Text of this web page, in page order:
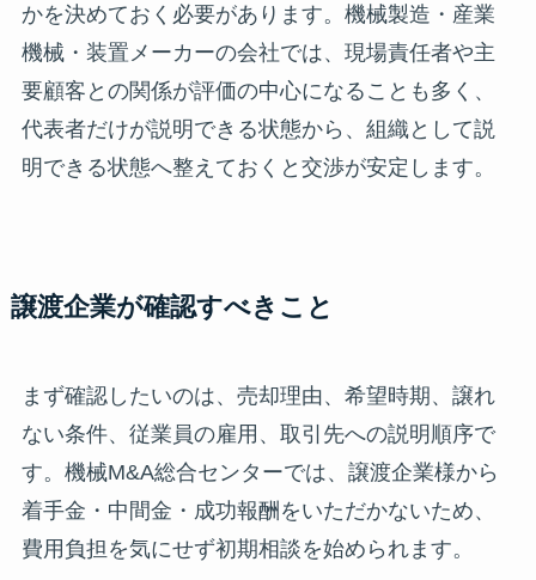
かを決めておく必要があります。機械製造・産業
機械・装置メーカーの会社では、現場責任者や主
要顧客との関係が評価の中心になることも多く、
代表者だけが説明できる状態から、組織として説
明できる状態へ整えておくと交渉が安定します。
譲渡企業が確認すべきこと
まず確認したいのは、売却理由、希望時期、譲れ
ない条件、従業員の雇用、取引先への説明順序で
す。機械M&A総合センターでは、譲渡企業様から
着手金・中間金・成功報酬をいただかないため、
費用負担を気にせず初期相談を始められます。